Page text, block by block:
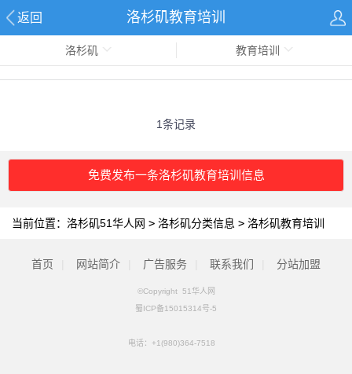
返回 洛杉矶教育培训
洛杉矶 教育培训
1条记录
免费发布一条洛杉矶教育培训信息
当前位置： 洛杉矶51华人网 > 洛杉矶分类信息 > 洛杉矶教育培训
首页 网站简介 广告服务 联系我们 分站加盟
©Copyright 51华人网
蜀ICP备15015314号-5
电话： +1(980)364-7518